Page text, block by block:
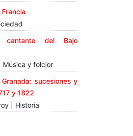
del Bajo
Música y folclor
sucesiones y
y 1822
| Historia